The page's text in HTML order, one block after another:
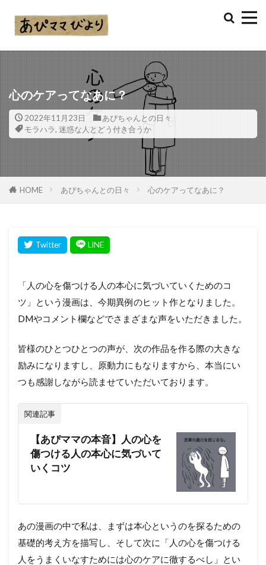
心のケアってなあに？
2022年11月23日
あぴちゃんとの日々
モラハラ, 迷惑な人とどう付き合うか
HOME あぴちゃんとの日々 心のケアってなあに？
「人の心を傷つける人の本心に気づいていくためのコ
ツ」という漫画は、今期異例のヒット作となりました。
DMやコメント欄などでさまざまな声をいただきました。
皆様のひとつひとつの声が、次の作品を作る際の大きな
励みになりますし、原動力にもなりますから、本当にい
つも感謝しながら読ませていただいております。
関連記事
【あぴママの本音】人の心を
傷つける人の本心に気づいて
いくコツ
あの漫画の中で私は、まずは本心というのを探るための
基礎的考え方を描写し、そして次に「人の心を傷つける
人をうまくいなすためには心のケアに徹するべし」とい